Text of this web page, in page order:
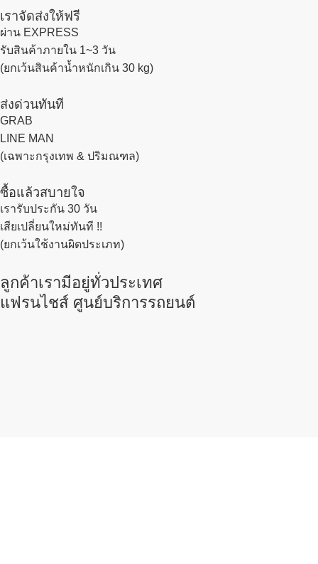
เราจัดส่งให้ฟรี
ผ่าน EXPRESS
รับสินค้าภายใน 1~3 วัน
(ยกเว้นสินค้าน้ำหนักเกิน 30 kg)
ส่งด่วนทันที
GRAB
LINE MAN
(เฉพาะกรุงเทพ & ปริมณฑล)
ซื้อแล้วสบายใจ
เรารับประกัน 30 วัน
เสียเปลี่ยนใหม่ทันที !!
(ยกเว้นใช้งานผิดประเภท)
ลูกค้าเรามีอยู่ทั่วประเทศ
แฟรนไชส์ ศูนย์บริการรถยนต์